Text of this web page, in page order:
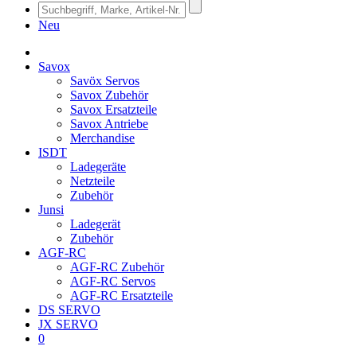
Neu
Savox
Savöx Servos
Savox Zubehör
Savox Ersatzteile
Savox Antriebe
Merchandise
ISDT
Ladegeräte
Netzteile
Zubehör
Junsi
Ladegerät
Zubehör
AGF-RC
AGF-RC Zubehör
AGF-RC Servos
AGF-RC Ersatzteile
DS SERVO
JX SERVO
0